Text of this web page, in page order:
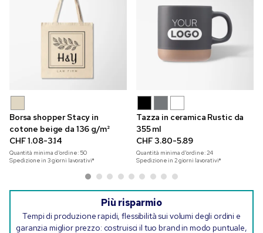
Borsa shopper Stacy in
cotone beige da 136 g/m²
CHF 1.08-3.14
Quantità minima d'ordine: 50
Spedizione in 3 giorni lavorativi*
Tazza in ceramica Rustic da
355 ml
CHF 3.80-5.89
Quantità minima d'ordine:24
Spedizione in 2 giorni lavorativi*
Più risparmio
Tempi di produzione rapidi, flessibilità sui volumi degli ordini e
garanzia miglior prezzo: costruisci il tuo brand in modo puntuale,